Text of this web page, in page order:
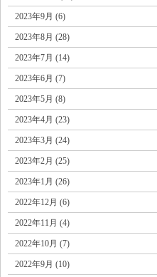
2023年9月 (6)
2023年8月 (28)
2023年7月 (14)
2023年6月 (7)
2023年5月 (8)
2023年4月 (23)
2023年3月 (24)
2023年2月 (25)
2023年1月 (26)
2022年12月 (6)
2022年11月 (4)
2022年10月 (7)
2022年9月 (10)